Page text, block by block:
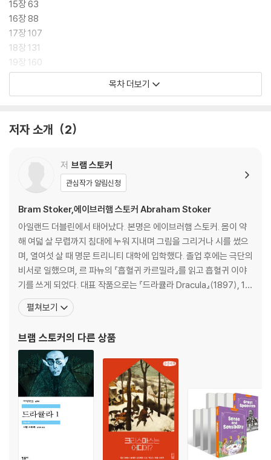
15장 63
16장 88
17장 107
18장 131
19장 160
20장 182
24장 280
후기 394
작품 해설 397
작가 연보 423
목차 더보기
저자 소개 2
저 브램 스토커
관심작가 알림신청
Bram Stoker,에이브러햄 스토커 Abraham Stoker
아일랜드 더블린에서 태어났다. 본명은 에이브러햄 스토커. 몸이 약
해 여덟 살 무렵까지 침대에 누워 지내며 그림을 그리거나 시를 썼으
며, 열여섯 살 때 명문 트리니티 대학에 입학했다. 졸업 후에는 극단의
비서로 일했으며, 르 파뉴의 『흡혈귀 카르밀라』를 읽고 흡혈귀 이야
기를 쓰게 되었다. 대표 작품으로는 『드라큘라 Dracula』(1897), 18
97년 흡혈귀 전설에서 아이디어를 얻은 괴기소설 『드라큘라』를 발
표하여 명성을 얻었다. 『드라큘라』는 현실적인 가상의 글을 모아 놓
소설의 세부적인 현실성의 수준
펼쳐보기
브램 스토커의 다른 상품